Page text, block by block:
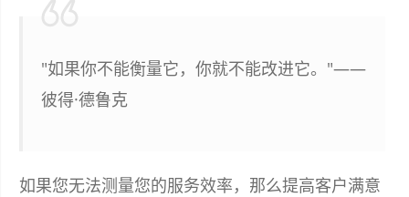
"如果你不能衡量它，你就不能改进它。"——
彼得·德鲁克
如果您无法测量您的服务效率，那么提高客户满意